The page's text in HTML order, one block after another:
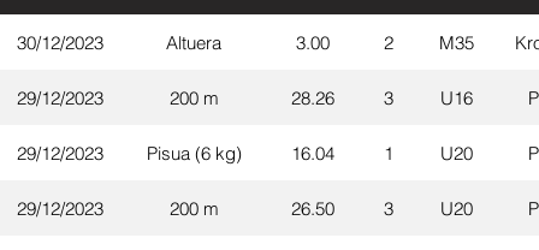
30/12/2023 Altuera 3.00 2 M35
29/12/2023 200 m 28.26 3 U16
29/12/2023 Pisua (6 kg) 16.04 1 U20
29/12/2023 200 m 26.50 3 U20